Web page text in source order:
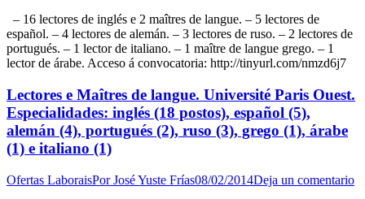
– 16 lectores de inglés e 2 maîtres de langue. – 5 lectores de
español. – 4 lectores de alemán. – 3 lectores de ruso. – 2 lectores de
portugués. – 1 lector de italiano. – 1 maître de langue grego. – 1
lector de árabe. Acceso á convocatoria: http://tinyurl.com/nmzd6j7
Lectores e Maîtres de langue. Université Paris Ouest.
Especialidades: inglés (18 postos), español (5),
alemán (4), portugués (2), ruso (3), grego (1), árabe
(1) e italiano (1)
Ofertas LaboraisPorJosé Yuste Frías08/02/2014Deja un comentario